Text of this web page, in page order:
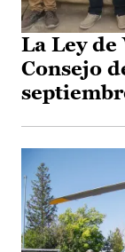
La Ley
Consejo